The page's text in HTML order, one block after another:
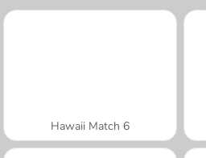
Hawaii Match 6